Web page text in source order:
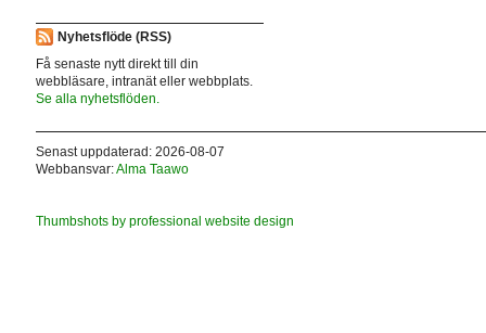
Nyhetsflöde (RSS)
Få senaste nytt direkt till din
webbläsare, intranät eller webbplats.
Se alla nyhetsflöden.
Senast uppdaterad: 2026-08-07
Webbansvar:Alma Taawo
Thumbshots by professional website design